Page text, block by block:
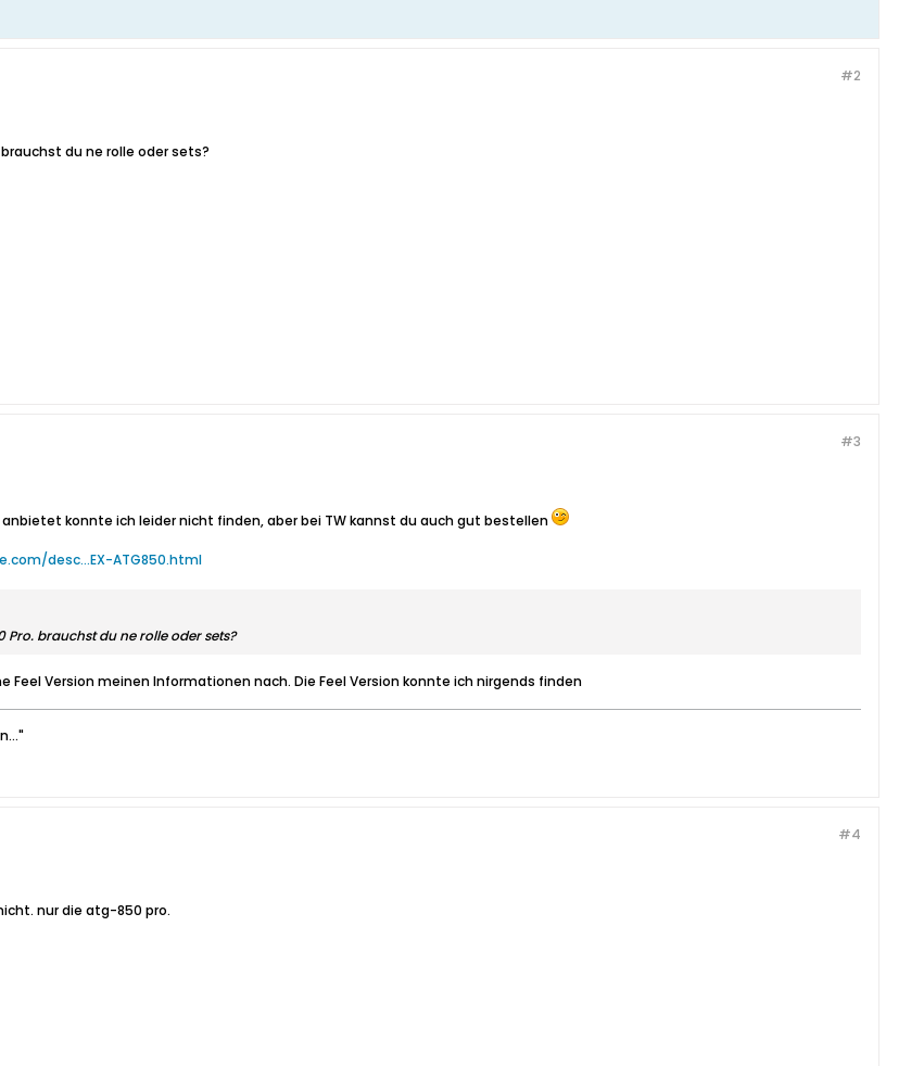
#2
du ne rolle oder sets?
#3
konnte ich leider nicht finden, aber bei TW kannst du auch gut bestellen
desc...EX-ATG850.html
Pro. brauchst du ne rolle oder sets?
Feel Version meinen Informationen nach. Die Feel Version konnte ich nirgends finden
#4
nur die atg-850 pro.